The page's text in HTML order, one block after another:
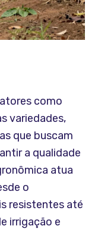
como
variedades,
que buscam
a qualidade
atua
o
resistentes até
irrigação e